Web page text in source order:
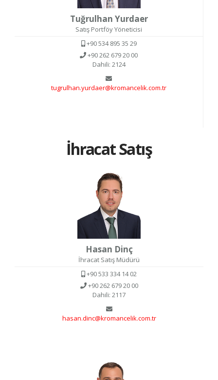
Tuğrulhan Yurdaer
Satış Portföy Yöneticisi
+90 534 895 35 29
+90 262 679 20 00
Dahili: 2124
tugrulhan.yurdaer@kromancelik.com.tr
İhracat Satış
Hasan Dinç
İhracat Satış Müdürü
+90 533 334 14 02
+90 262 679 20 00
Dahili: 2117
hasan.dinc@kromancelik.com.tr